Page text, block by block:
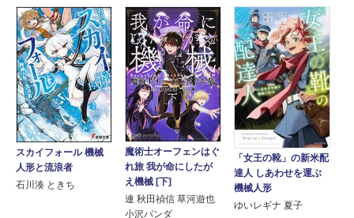
スカイフォール 機械
人形と流浪者
石川湊 ときち
魔術士オーフェンはぐ
れ旅 我が命にしたが
え機械 [下]
連 秋田禎信 草河遊也
小沢パンダ
「女王の靴」の新米配
達人 しあわせを運ぶ
機械人形
ゆいレギナ 夏子